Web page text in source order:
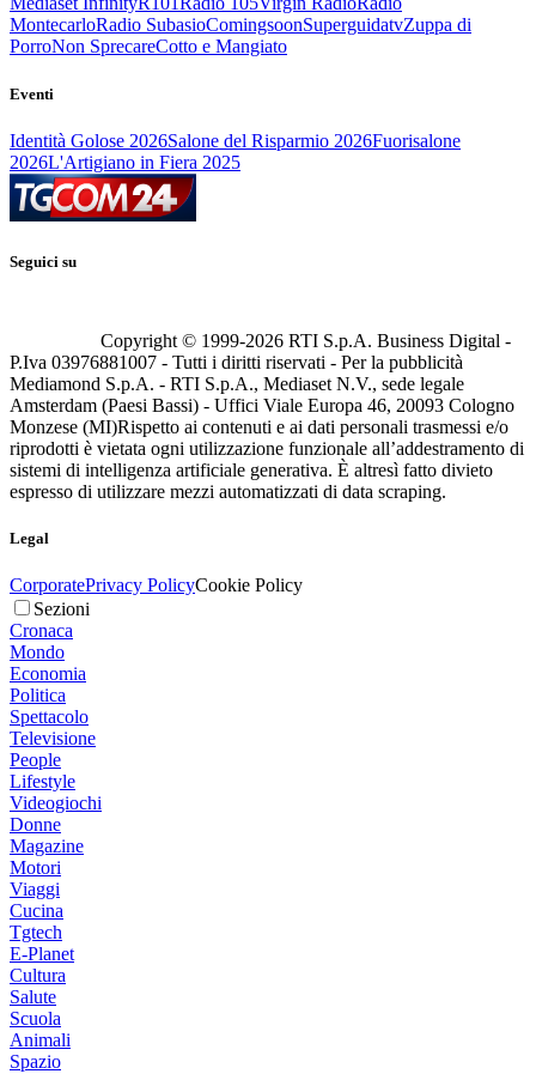
MontecarloRadio SubasioComingsoonSuperguidatvZuppa di
PorroNon SprecareCotto e Mangiato
Eventi
Identità Golose 2026Salone del Risparmio 2026Fuorisalone
2026L'Artigiano in Fiera 2025
Seguici su
Copyright © 1999-2026 RTI S.p.A. Business Digital -
P.Iva 03976881007 - Tutti i diritti riservati - Per la pubblicità
Mediamond S.p.A. - RTI S.p.A., Mediaset N.V., sede legale
Amsterdam (Paesi Bassi) - Uffici Viale Europa 46, 20093 Cologno
Monzese (MI)Rispetto ai contenuti e ai dati personali trasmessi e/o
riprodotti è vietata ogni utilizzazione funzionale all’addestramento di
sistemi di intelligenza artificiale generativa. È altresì fatto divieto
espresso di utilizzare mezzi automatizzati di data scraping.
Legal
CorporatePrivacy PolicyCookie Policy
Sezioni
Cronaca
Mondo
Economia
Politica
Spettacolo
Televisione
People
Lifestyle
Videogiochi
Donne
Magazine
Motori
Viaggi
Cucina
Tgtech
E-Planet
Cultura
Salute
Scuola
Animali
Spazio